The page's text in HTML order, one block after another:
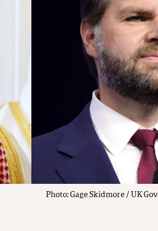
Photo: Gage Skidmore / UK